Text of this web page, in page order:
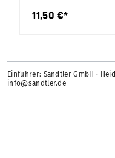
11,50 €*
Einführer: Sandtler GmbH ·
info@sandtler.de